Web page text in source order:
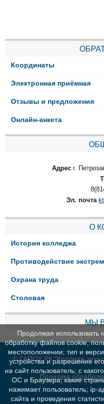
Координаты
Электронная приёмная
Отзывы и предложения
Онлайн-анкета
Адрес г.
Эл. почта
О
История колледжа
Противодействие
Охрана труда
Столовая
МЫ
© ГАПОУ РК "Колледж
Политика
Продолжая использовать
обработку файлов cookie,
местоположении; тип и
устройства и разрешение
на сайт пользователь; с
ОС и Браузера; какие
нажимает пользователь; ip-
сайта и проведения